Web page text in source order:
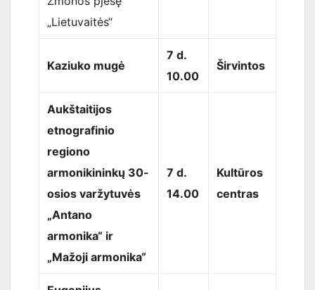
„Lietuvaitės“
Kaziuko mugė
7 d.
10.00
Širvintos
Aukštaitijos
etnografinio
regiono
armonikininkų 30-
osios varžytuvės
„Antano
armonika“ ir
„Mažoji armonika“
7 d.
14.00
Kultūros
centras